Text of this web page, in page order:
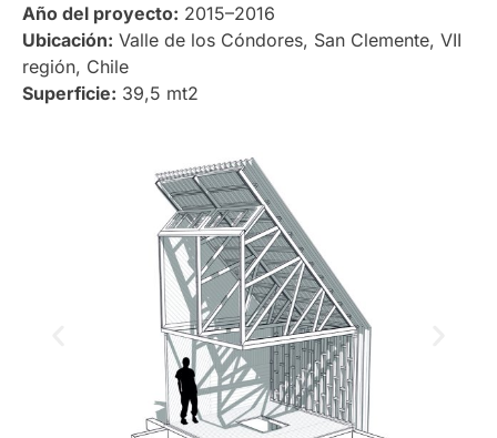
Año del proyecto: 2015–2016
Ubicación: Valle de los Cóndores, San Clemente, VII
región, Chile
Superficie: 39,5 mt2